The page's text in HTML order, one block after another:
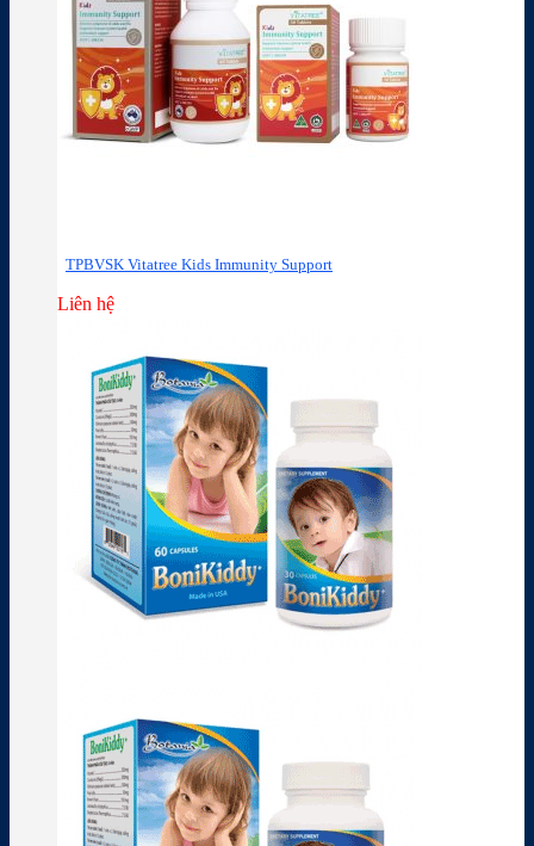
TPBVSK Vitatree Kids Immunity Support
Liên hệ